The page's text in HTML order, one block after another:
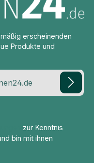
erscheinenden
Produkte und
zur Kenntnis
bin mit ihnen